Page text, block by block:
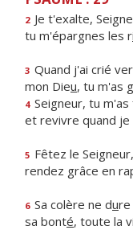
2 Je t'exalte, Seigne
tu m'épargnes les ri
3 Quand j'ai crié
mon Dieu, tu m'as
4 Seigneur, tu
et revivre quand je
5 Fêtez le
rendez grâce en
6 Sa colère ne dure
sa bonté, toute la